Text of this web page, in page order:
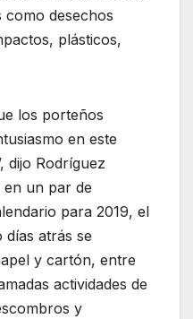
como desechos
plásticos,
los porteños
en este
dijo Rodríguez
en un par de
para 2019, el
días atrás se
y cartón, entre
actividades de
y